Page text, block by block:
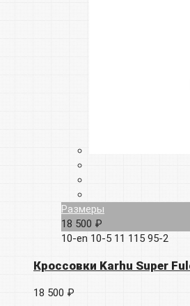
Размеры
18 500 ₽
10-en 10-5 11 115 95-2
Кроссовки Karhu Super
18 500 ₽